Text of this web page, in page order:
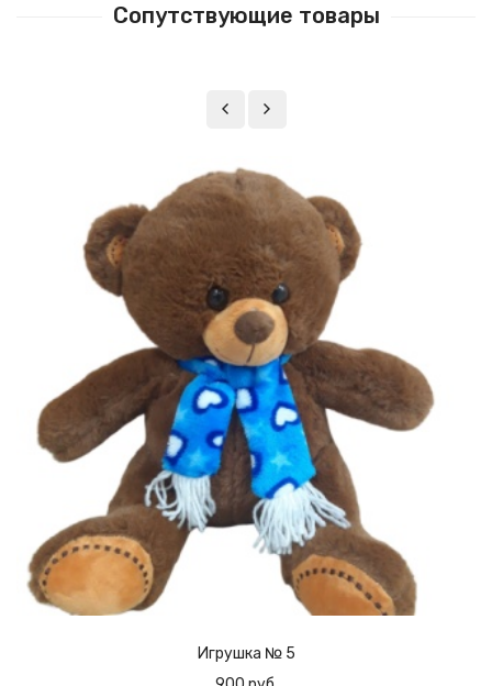
Сопутствующие товары
Игрушка № 5